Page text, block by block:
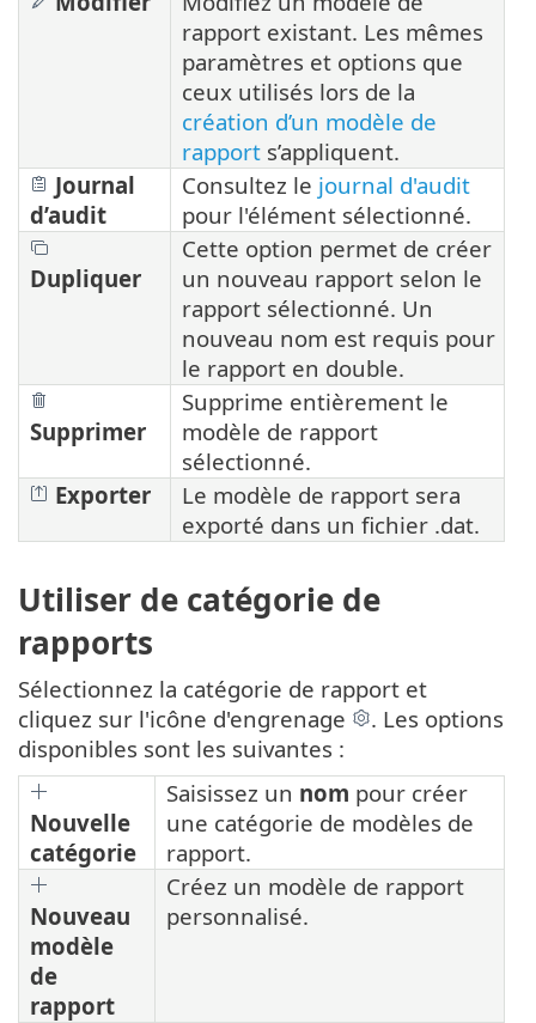
rapport existant. Les mêmes
paramètres et options que
ceux utilisés lors de la
création d’un modèle de
rapport s’appliquent.
Journal
d’audit
Consultez le journal d'audit
pour l'élément sélectionné.
Dupliquer
Cette option permet de créer
un nouveau rapport selon le
rapport sélectionné. Un
nouveau nom est requis pour
le rapport en double.
Supprimer
Supprime entièrement le
modèle de rapport
sélectionné.
Exporter
Le modèle de rapport sera
exporté dans un fichier .dat.
Utiliser de catégorie de
rapports
Sélectionnez la catégorie de rapport et
cliquez sur l'icône d'engrenage
. Les options
disponibles sont les suivantes :
Nouvelle
catégorie
Saisissez un nom pour créer
une catégorie de modèles de
rapport.
Nouveau
modèle
de
rapport
Créez un modèle de rapport
personnalisé.